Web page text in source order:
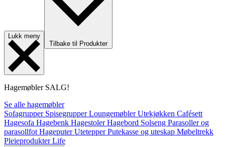
Lukk meny
Tilbake til Produkter
Hagemøbler SALG!
Se alle hagemøbler
Sofagrupper SpisegrupperLoungemøblerUtekjøkken Cafésett
Hagesofa Hagebenk HagestolerHagebord Solseng Parasoller og
parasollfot HageputerUtetepperPutekasse og uteskap Møbeltrekk
PleieprodukterLife